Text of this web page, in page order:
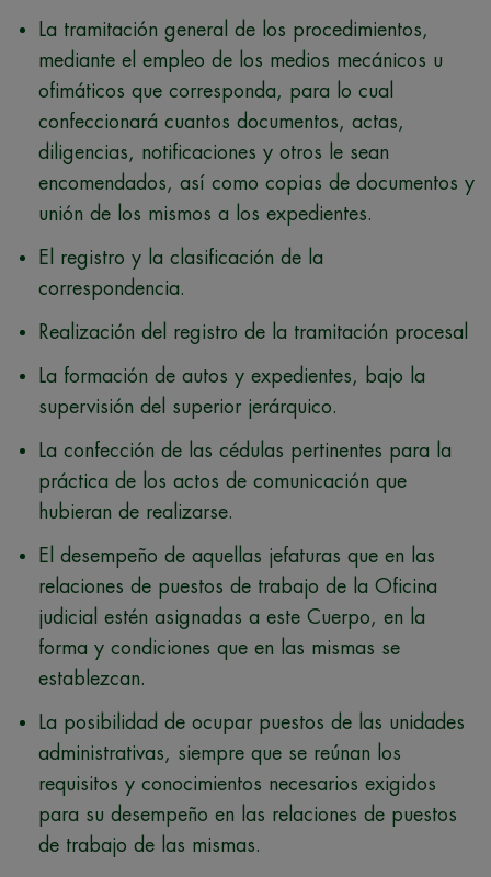
La tramitación general de los procedimientos,
mediante el empleo de los medios mecánicos u
ofimáticos que corresponda, para lo cual
confeccionará cuantos documentos, actas,
diligencias, notificaciones y otros le sean
encomendados, así como copias de documentos y
unión de los mismos a los expedientes.
El registro y la clasificación de la
correspondencia.
Realización del registro de la tramitación procesal
La formación de autos y expedientes, bajo la
supervisión del superior jerárquico.
La confección de las cédulas pertinentes para la
práctica de los actos de comunicación que
hubieran de realizarse.
El desempeño de aquellas jefaturas que en las
relaciones de puestos de trabajo de la Oficina
judicial estén asignadas a este Cuerpo, en la
forma y condiciones que en las mismas se
establezcan.
La posibilidad de ocupar puestos de las unidades
administrativas, siempre que se reúnan los
requisitos y conocimientos necesarios exigidos
para su desempeño en las relaciones de puestos
de trabajo de las mismas.